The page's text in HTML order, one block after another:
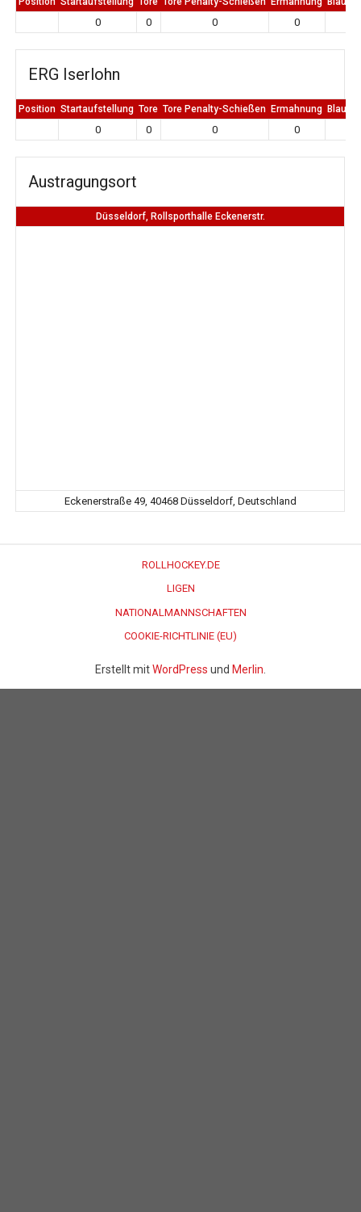
0 0 0 0
ERG Iserlohn
Position Startaufstellung Tore Tore Penalty-Schießen Ermahnung Blaue
0 0 0 0
Austragungsort
Düsseldorf, Rollsporthalle Eckenerstr.
Eckenerstraße 49, 40468 Düsseldorf, Deutschland
ROLLHOCKEY.DE
LIGEN
NATIONALMANNSCHAFTEN
COOKIE-RICHTLINIE (EU)
Erstellt mitWordPress und Merlin.